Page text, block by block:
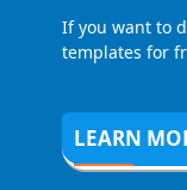
If you want to
templates for
LEARN